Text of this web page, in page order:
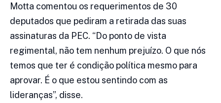
Motta comentou os requerimentos de 30
deputados que pediram a retirada das suas
assinaturas da PEC. “Do ponto de vista
regimental, não tem nenhum prejuízo. O que nós
temos que ter é condição política mesmo para
aprovar. É o que estou sentindo com as
lideranças”, disse.